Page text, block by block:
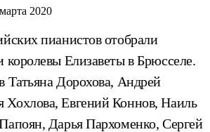
2020
пианистов отобрали
королевы Елизаветы в Брюсселе.
Татьяна Дорохова, Андрей
Евгений Коннов, Наиль
Дарья Пархоменко, Сергей